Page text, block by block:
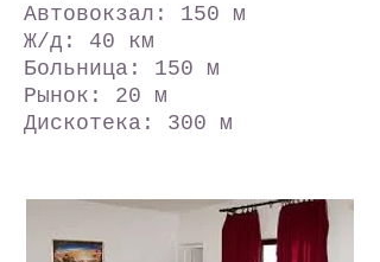
Автовокзал: 150 м
Ж/д: 40 км
Больница: 150 м
Рынок: 20 м
Дискотека: 300 м